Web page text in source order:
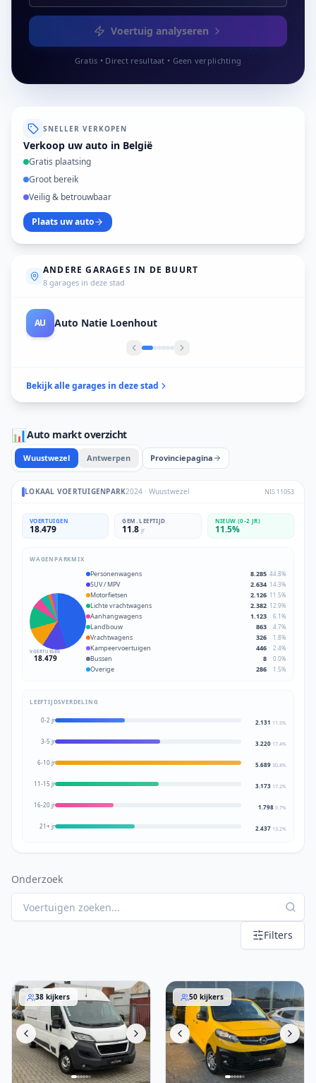
Voertuig analyseren
Gratis • Direct resultaat • Geen verplichting
SNELLER VERKOPEN
Verkoop uw auto in België
Gratis plaatsing
Groot bereik
Veilig & betrouwbaar
Plaats uw auto
ANDERE GARAGES IN DE BUURT
8 garages in deze stad
AU Auto’s Marc De Meester
Bekijk alle garages in deze stad
📊Auto markt overzicht
Wuustwezel Antwerpen Provinciepagina
LOKAAL VOERTUIGENPARK2024 ·Wuustwezel NIS 11053
VOERTUIGEN
18.479
GEM. LEEFTIJD
11.8 jr
NIEUW (0-2 JR)
11.5%
WAGENPARKMIX
VOERTUIGEN
18.479
Personenwagens 8.285 44.8%
SUV / MPV 2.634 14.3%
Motorfietsen 2.126 11.5%
Lichte vrachtwagens 2.382 12.9%
Aanhangwagens 1.123 6.1%
Landbouw 863 4.7%
Vrachtwagens 326 1.8%
Kampeervoertuigen 446 2.4%
Bussen 8 0.0%
Overige 286 1.5%
LEEFTIJDSVERDELING
0-2 jr 2.131 11.5%
3-5 jr 3.220 17.4%
6-10 jr 5.689 30.8%
11-15 jr 3.173 17.2%
16-20 jr 1.798 9.7%
21+ jr 2.437 13.2%
Onderzoek
Filters
Peugeot Boxer 2016
38 kijkers Opel Vivaro 2021
50 kijkers